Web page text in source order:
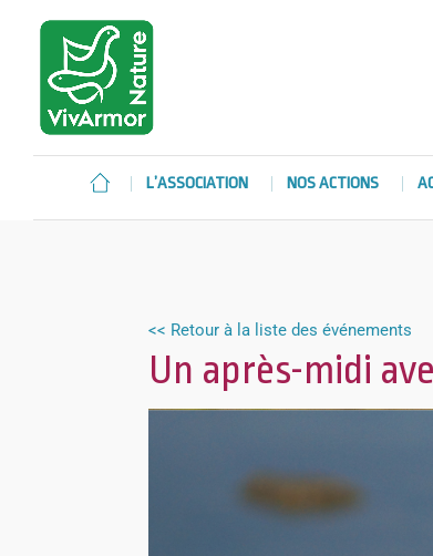
L’ASSOCIATION NOS ACTIONS
<< Retour à la liste des événements
Un après-midi